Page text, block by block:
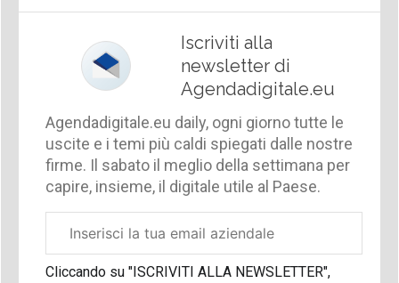
Iscriviti alla
newsletter di
Agendadigitale.eu
Agendadigitale.eu daily, ogni giorno tutte le
uscite e i temi più caldi spiegati dalle nostre
firme. Il sabato il meglio della settimana per
capire, insieme, il digitale utile al Paese.
aziendale
Cliccando su "ISCRIVITI ALLA NEWSLETTER",